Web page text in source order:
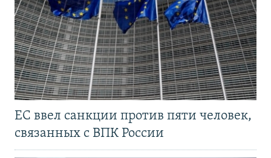
ЕС ввел санкции против пяти человек,
связанных с ВПК России